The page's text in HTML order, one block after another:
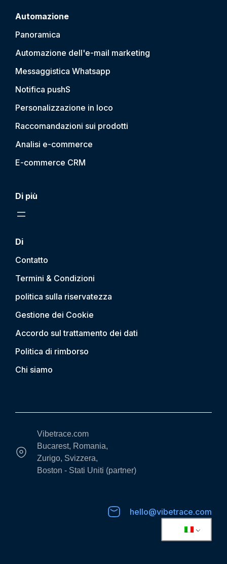
Automazione
Panoramica
Automazione dell'e-mail marketing
Messaggistica Whatsapp
Notifica pushS
Personalizzazione in loco
Raccomandazioni sui prodotti
Analisi e-commerce
E-commerce CRM
Di più
Di
Contatto
Termini & Condizioni
politica sulla riservatezza
Gestione dei Cookie
Accordo sul trattamento dei dati
Politica di rimborso
Chi siamo
Vibetrace.com
Bucarest, Romania,
Zurigo, Svizzera,
Boston - Stati Uniti (partner)
hello@vibetrace.com